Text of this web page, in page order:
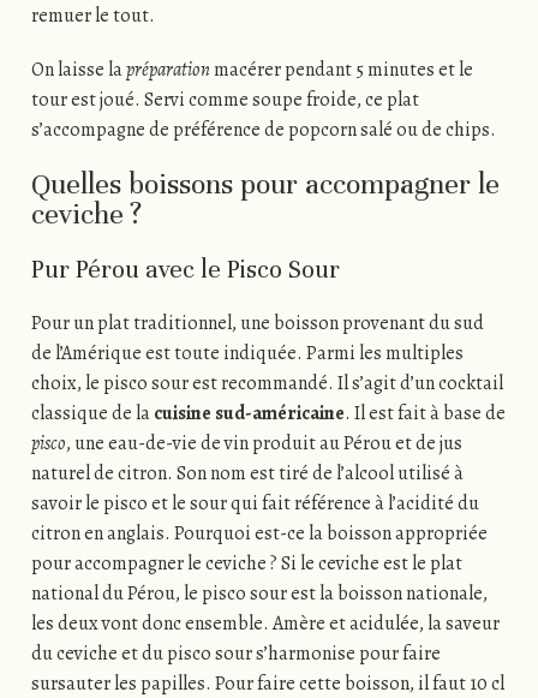
remuer le tout.
On laisse lapréparationmacérer pendant 5 minutes et le
tour est joué. Servi comme soupe froide, ce plat
s’accompagne de préférence de popcorn salé ou de chips.
Quelles boissons pour accompagner le
ceviche ?
Pur Pérou avec le Pisco Sour
Pour un plat traditionnel, une boisson provenant du sud
de l’Amérique est toute indiquée. Parmi les multiples
choix, le pisco sour est recommandé. Il s’agit d’un cocktail
classique de lacuisine sud-américaine. Il est fait à base de
pisco, une eau-de-vie de vin produit au Pérou et de jus
naturel de citron. Son nom est tiré de l’alcool utilisé à
savoir le pisco et le sour qui fait référence à l’acidité du
citron en anglais. Pourquoi est-ce la boisson appropriée
pour accompagner le ceviche ? Si le ceviche est le plat
national du Pérou, le pisco sour est la boisson nationale,
les deux vont donc ensemble. Amère et acidulée, la saveur
du ceviche et du pisco sour s’harmonise pour faire
sursauter les papilles. Pour faire cette boisson, il faut 10 cl